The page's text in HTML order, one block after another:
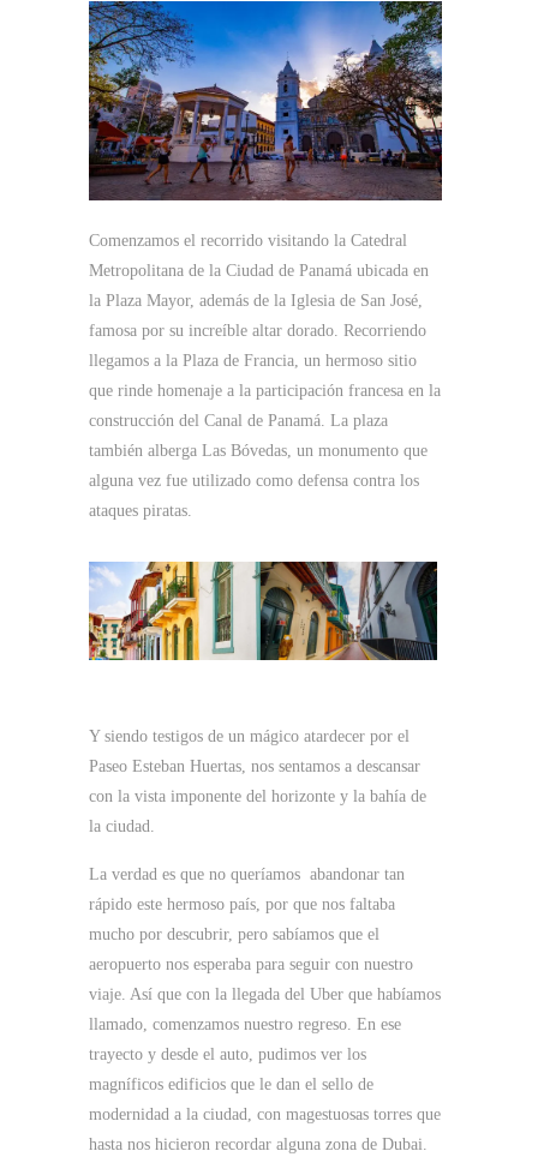
Comenzamos el recorrido visitando la Catedral
Metropolitana de la Ciudad de Panamá ubicada en
la Plaza Mayor, además de la Iglesia de San José,
famosa por su increíble altar dorado. Recorriendo
llegamos a la Plaza de Francia, un hermoso sitio
que rinde homenaje a la participación francesa en la
construcción del Canal de Panamá. La plaza
también alberga Las Bóvedas, un monumento que
alguna vez fue utilizado como defensa contra los
ataques piratas.
Y siendo testigos de un mágico atardecer por el
Paseo Esteban Huertas, nos sentamos a descansar
con la vista imponente del horizonte y la bahía de
la ciudad.
La verdad es que no queríamos abandonar tan
rápido este hermoso país, por que nos faltaba
mucho por descubrir, pero sabíamos que el
aeropuerto nos esperaba para seguir con nuestro
viaje. Así que con la llegada del Uber que habíamos
llamado, comenzamos nuestro regreso. En ese
trayecto y desde el auto, pudimos ver los
magníficos edificios que le dan el sello de
modernidad a la ciudad, con magestuosas torres que
hasta nos hicieron recordar alguna zona de Dubai.